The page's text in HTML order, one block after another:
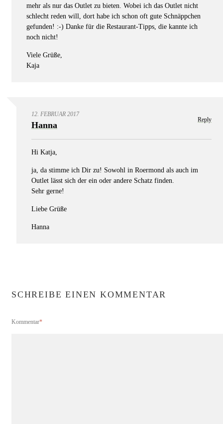
mehr als nur das Outlet zu bieten. Wobei ich das Outlet nicht
schlecht reden will, dort habe ich schon oft gute Schnäppchen
gefunden! :-) Danke für die Restaurant-Tipps, die kannte ich
noch nicht!
Viele Grüße,
Kaja
12. FEBRUAR 2017
Reply
Hanna
Hi Katja,
ja, da stimme ich Dir zu! Sowohl in Roermond als auch im
Outlet lässt sich der ein oder andere Schatz finden.
Sehr gerne!
Liebe Grüße
Hanna
SCHREIBE EINEN KOMMENTAR
Kommentar*